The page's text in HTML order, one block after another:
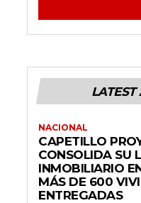
LATEST
NACIONAL
CAPETILLO
CONSOLIDA SU
INMOBILIARIO
MÁS DE 600
ENTREGADAS